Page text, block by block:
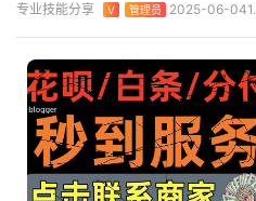
专业技能分享 V 管理员 2025-06-04